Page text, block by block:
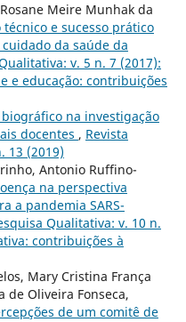
Meire Munhak da
técnico e sucesso prático
da saúde da
v. 5 n. 7 (2017):
e educação: contribuições
na investigação
docentes , Revista
13 (2019)
Antonio Ruffino-
na perspectiva
a pandemia SARS-
Qualitativa: v. 10 n.
contribuições à
Mary Cristina França
de Oliveira Fonseca,
de um comitê de